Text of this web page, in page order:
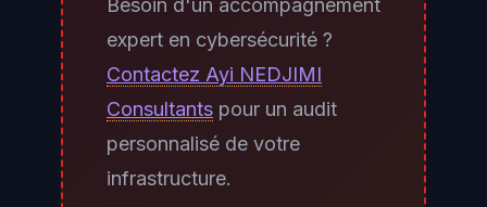
Besoin d'un accompagnement
expert en cybersécurité ?
Contactez Ayi NEDJIMI
Consultants pour un audit
personnalisé de votre
infrastructure.